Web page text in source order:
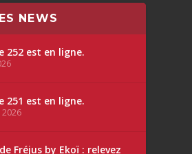
NEWS
252 est en ligne.
251 est en ligne.
Fréjus by Ekoï : relevez